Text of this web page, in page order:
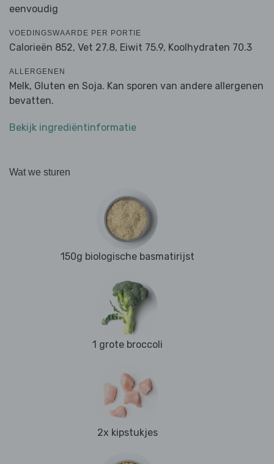
eenvoudig
VOEDINGSWAARDE PER PORTIE
Calorieën 852, Vet 27.8, Eiwit 75.9, Koolhydraten 70.3
ALLERGENEN
Melk, Gluten en Soja. Kan sporen van andere allergenen
bevatten.
Bekijk ingrediëntinformatie
Wat we sturen
150g biologische basmatirijst
1 grote broccoli
2x kipstukjes